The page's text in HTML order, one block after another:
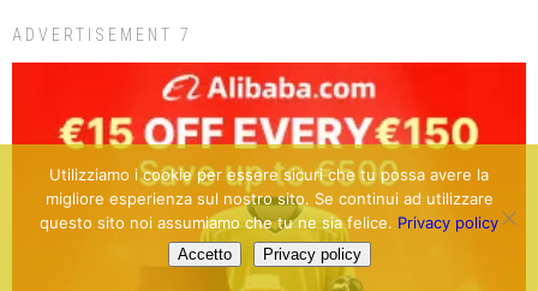
ADVERTISEMENT 7
Utilizziamo i cookie per essere sicuri che tu possa avere la
migliore esperienza sul nostro sito. Se continui ad utilizzare
questo sito noi assumiamo che tu ne sia felice. Privacy policy
Accetto Privacy policy